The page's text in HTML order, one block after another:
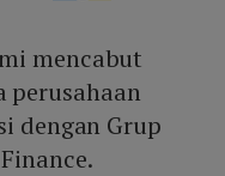
mencabut
perusahaan
dengan Grup